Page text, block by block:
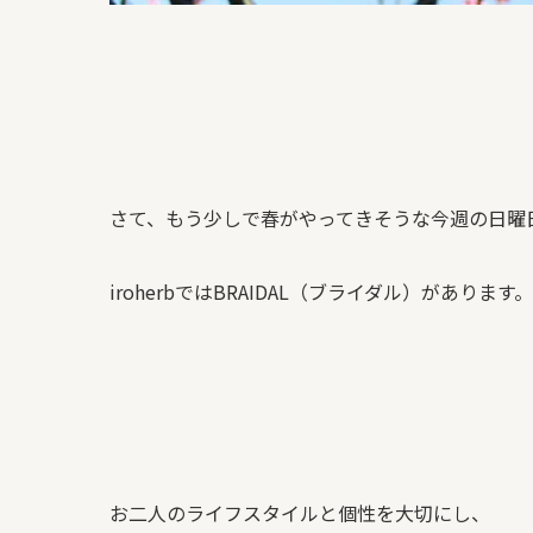
さて、もう少しで春がやってきそうな今週の日曜
iroherbではBRAIDAL（ブライダル）があります。
お二人のライフスタイルと個性を大切にし、